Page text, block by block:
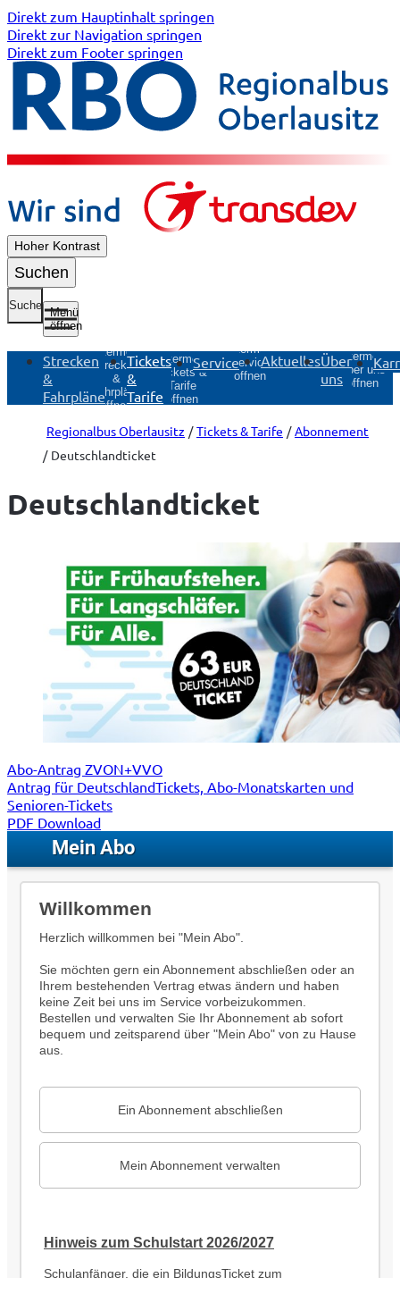
Direkt zum Hauptinhalt springen
Direkt zur Navigation springen
Direkt zum Footer springen
Hoher Kontrast
Suchen
Suche
Menü
öffnen
Strecken
&
Fahrpläne
Untermenü
Strecken
&
Fahrpläne
öffnen
Tickets
&
Tarife
Untermenü
Tickets &
Tarife
öffnen
Service
Untermenü
Service
öffnen
AktuellesÜber
uns
Untermenü
Über uns
öffnen
Regionalbus Oberlausitz Tickets & Tarife
Abonnement
Deutschlandticket
Deutschlandticket
Abo-Antrag ZVON+VVO
Antrag für DeutschlandTickets, Abo-Monatskarten und
Senioren-Tickets
PDF Download